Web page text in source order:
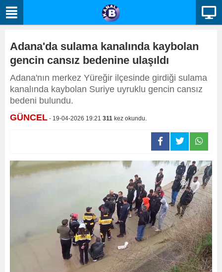
Adana'da sulama kanalında kaybolan
gencin cansız bedenine ulaşıldı
Adana'nın merkez Yüreğir ilçesinde girdiği sulama
kanalında kaybolan Suriye uyruklu gencin cansız
bedeni bulundu.
GÜNCEL - 19-04-2026 19:21 311 kez okundu.